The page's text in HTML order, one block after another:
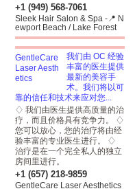
+1 (949) 568-7061
Sleek Hair Salon & Spa -📍 N
ewport Beach / Lake Forest
我们由 OC 经验
丰富的医生提供
最新的美容手
术。我们将以可
靠的信任和技术来应对您...
♢ 我们由医生提供高质量的治
疗，而且价格具有竞争力。 ♢
您可以放心，您的治疗将由经
验丰富的专业医生进行。 ♢
治疗是在一个完全私人的独立
房间里进行。
+1 (657) 218-9859
GentleCare Laser Aesthetics